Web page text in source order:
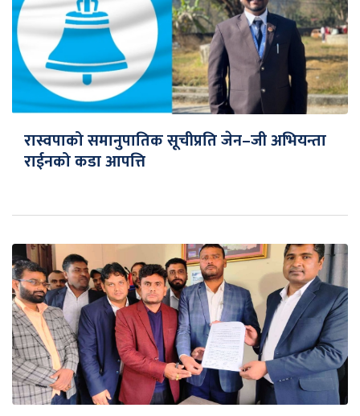
रास्वपाको समानुपातिक सूचीप्रति जेन–जी अभियन्ता
राईनको कडा आपत्ति